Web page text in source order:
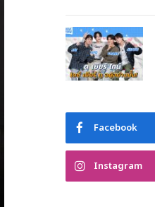
Facebook
Instagram